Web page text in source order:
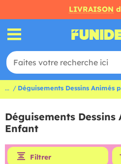
LIVRAISON
... Déguisements Dessins Animés
Déguisements Dessins
Enfant
Filtrer